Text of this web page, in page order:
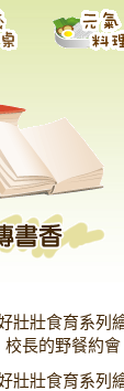
好壯壯食育系列
校長的野餐約會
好壯壯食育系列